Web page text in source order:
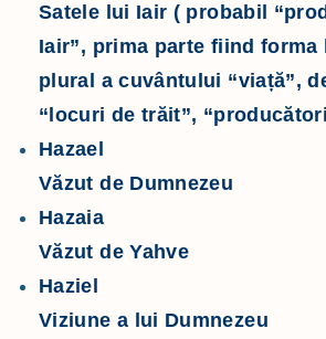
Satele lui Iair ( probabil
Iair”, prima parte fiind forma
plural a cuvântului “viață”,
“locuri de trăit”,
Hazael
Văzut de Dumnezeu
Hazaia
Văzut de Yahve
Haziel
Viziune a lui Dumnezeu